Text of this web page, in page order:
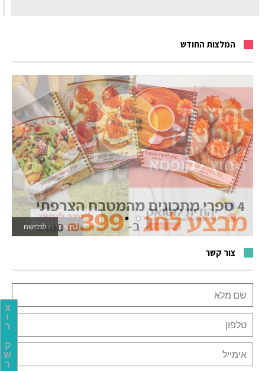
צ
ו
ר
ק
ש
ר
המלצות החודש
לאתר המשחקים
צור קשר